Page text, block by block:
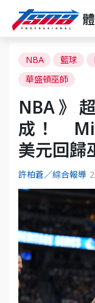
NBA 籃球
華盛頓巫師
NBA》
成！
美元回歸
許柏蒼／綜合報導